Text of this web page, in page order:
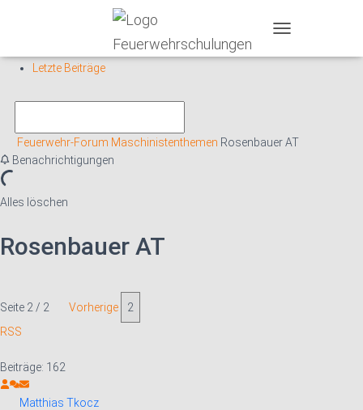
O
A
Letzte Beiträge
Feuerwehr-Forum Maschinistenthemen Rosenbauer AT
Benachrichtigungen
Alles löschen
Rosenbauer AT
Seite 2 / 2
Vorherige
RSS
Beiträge: 162
Matthias Tkocz